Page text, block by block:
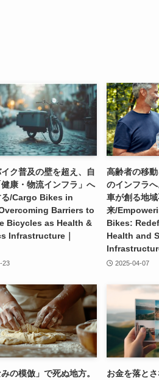
ク普及の壁を超え、自
康・物流インフラ」へ
る/Cargo Bikes in
Barriers to
Bicycles as Health &
Infrastructure｜
23
高齢者の移動
のインフラ
車が創る地
来/
Bikes:
Health and
2025-04-07
みの模倣」で死ぬ地方。 お金を落と